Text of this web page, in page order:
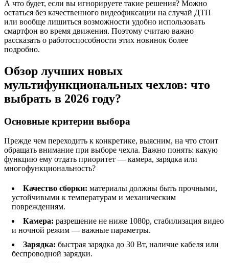
А что будет, если вы игнорируете такие решения? Можно
остаться без качественного видеофиксации на случай ДТП
или вообще лишиться возможности удобно использовать
смартфон во время движения. Поэтому считаю важно
рассказать о работоспособности этих новинок более
подробно.
Обзор лучших новых
мультифункциональных чехлов: что
выбрать в 2026 году?
Основные критерии выбора
Прежде чем переходить к конкретике, выясним, на что стоит
обращать внимание при выборе чехла. Важно понять: какую
функцию ему отдать приоритет — камера, зарядка или
многофункциональность?
Качество сборки: материалы должны быть прочными,
устойчивыми к температурам и механическим
повреждениям.
Камера: разрешение не ниже 1080p, стабилизация видео
и ночной режим — важные параметры.
Зарядка: быстрая зарядка до 30 Вт, наличие кабеля или
беспроводной зарядки.